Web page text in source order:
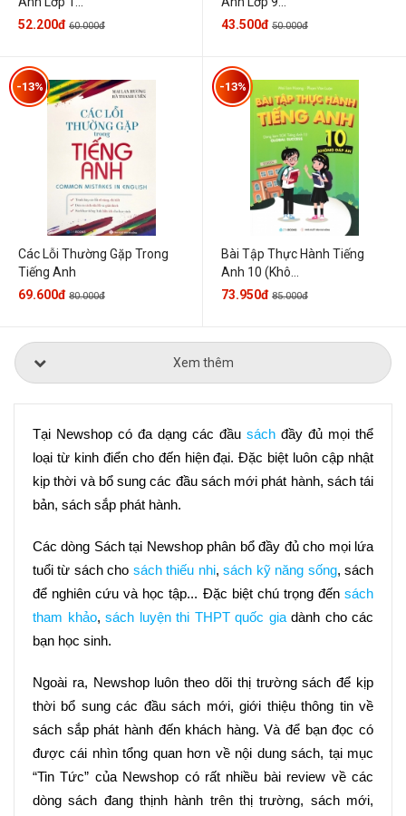
52.200đ 60.000đ 43.500đ 50.000đ
Các Lỗi Thường Gặp Trong
Tiếng Anh
-13%
69.600đ 80.000đ
Bài Tập Thực Hành Tiếng
Anh 10 (Khô...
-13%
73.950đ 85.000đ
Xem thêm
Tại Newshop có đa dạng các đầu sách đầy đủ mọi thể
loại từ kinh điển cho đến hiện đại. Đặc biệt luôn cập nhật
kịp thời và bổ sung các đầu sách mới phát hành, sách tái
bản, sách sắp phát hành.
Các dòng Sách tại Newshop phân bổ đầy đủ cho mọi lứa
tuổi từ sách cho sách thiếu nhi, sách kỹ năng sống, sách
để nghiên cứu và học tập... Đặc biệt chú trọng đến sách
tham khảo, sách luyện thi THPT quốc gia dành cho các
bạn học sinh.
Ngoài ra, Newshop luôn theo dõi thị trường sách để kịp
thời bổ sung các đầu sách mới, giới thiệu thông tin về
sách sắp phát hành đến khách hàng. Và để bạn đọc có
được cái nhìn tổng quan hơn về nội dung sách, tại mục
“Tin Tức” của Newshop có rất nhiều bài review về các
dòng sách đang thịnh hành trên thị trường, sách mới,